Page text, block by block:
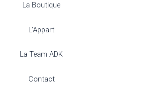
La Boutique
L'Appart
La Team ADK
Contact